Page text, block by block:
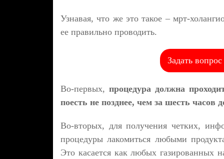
Узнавая, что же это такое – мрт-
ее правильно проводить.
Задать
Во-первых, процедура должна
поесть не позднее, чем за шесть часов
Во-вторых, для получения четких,
процедуры лакомиться любыми
Это касается как любых